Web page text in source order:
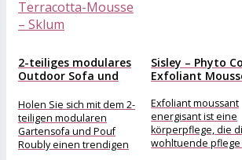
2-teiliges modulares
Outdoor Sofa und
Holen Sie sich mit dem 2-
teiligen modularen
Gartensofa und Pouf
Roubly einen trendigen
Sisley – Phyto
Exfoliant
Exfoliant moussant
energisant ist eine
körperpflege, die
wohltuende